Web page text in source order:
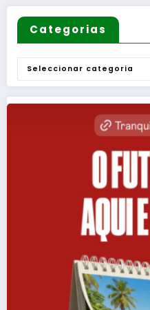
Categorias
Categorias